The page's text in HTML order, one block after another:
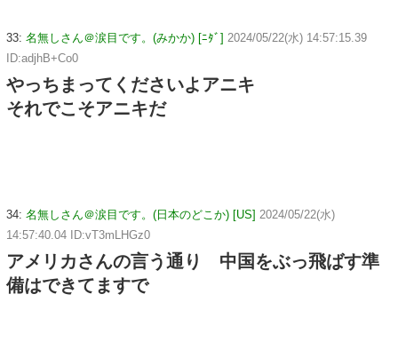
33: 名無しさん＠涙目です。(みかか) [ﾆﾀﾞ] 2024/05/22(水) 14:57:15.39
ID:adjhB+Co0
やっちまってくださいよアニキ
それでこそアニキだ
34: 名無しさん＠涙目です。(日本のどこか) [US] 2024/05/22(水)
14:57:40.04 ID:vT3mLHGz0
アメリカさんの言う通り 中国をぶっ飛ばす準
備はできてますで